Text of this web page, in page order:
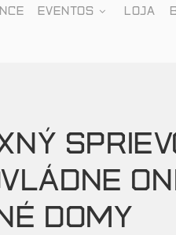
EVENTOS LOJA
DOMY